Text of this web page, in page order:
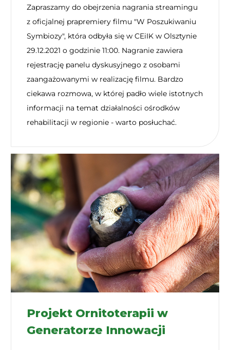
Zapraszamy do obejrzenia nagrania streamingu
z oficjalnej prapremiery filmu "W Poszukiwaniu
Symbiozy", która odbyła się w CEiIK w Olsztynie
29.12.2021 o godzinie 11:00. Nagranie zawiera
rejestrację panelu dyskusyjnego z osobami
zaangażowanymi w realizację filmu. Bardzo
ciekawa rozmowa, w której padło wiele istotnych
informacji na temat działalności ośrodków
rehabilitacji w regionie - warto posłuchać.
Projekt Ornitoterapii w
Generatorze Innowacji